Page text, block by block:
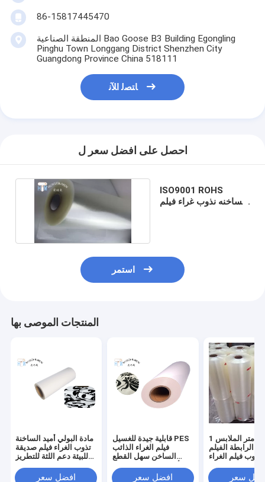
86-15817445470
المنطقة الصناعية Bao Goose B3 Building Egongling
Pinghu Town Longgang District Shenzhen City
Guangdong Province China 518111
ﺎﺘﺼﻟ ﺍﻶﻧ
احصل على افضل سعر ل
ISO9001 ROHS
الساخنه نذوب غراء فيلم
استمر
المنتجات الموصى بها
مادة البولي أميد الساخنة
تذوب الغراء فيلم صديقة
للبيئة دعم اللثة للتطريز
افضل سعر
قابلية جيدة للغسيل PES
فيلم الغراء الذائب
الساخن سهل القطع
الحرارة افضل سعر
1 مللي متر الملابس
الرابطة الفيلم
نذوب فيلم الغراء
لفة
سعر